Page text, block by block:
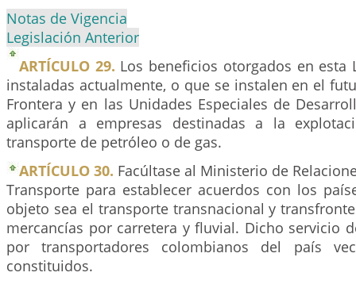
Notas de Vigencia
Legislación Anterior
ARTÍCULO 29. Los beneficios otorgados en esta
instaladas actualmente, o que se instalen en el
Frontera y en las Unidades Especiales de
aplicarán a empresas destinadas a la
transporte de petróleo o de gas.
ARTÍCULO 30. Facúltase al Ministerio de
Transporte para establecer acuerdos con los
objeto sea el transporte transnacional y
mercancías por carretera y fluvial. Dicho servicio
por transportadores colombianos del país
constituidos.